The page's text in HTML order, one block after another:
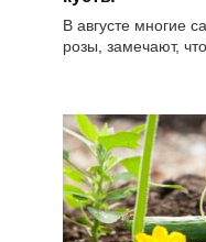
В августе многие
розы, замечают,